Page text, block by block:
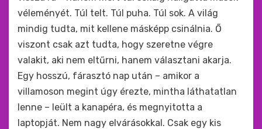
véleményét. Túl telt. Túl puha. Túl sok. A világ
mindig tudta, mit kellene másképp csinálnia. Ő
viszont csak azt tudta, hogy szeretne végre
valakit, aki nem eltűrni, hanem választani akarja.
Egy hosszú, fárasztó nap után – amikor a
villamoson megint úgy érezte, mintha láthatatlan
lenne – leült a kanapéra, és megnyitotta a
laptopját. Nem nagy elvárásokkal. Csak egy kis